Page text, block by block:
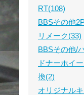
RT(108)
BBSその他
リメーク(33)
BBSその他/
ドナーホイ
換(2)
オリジナル